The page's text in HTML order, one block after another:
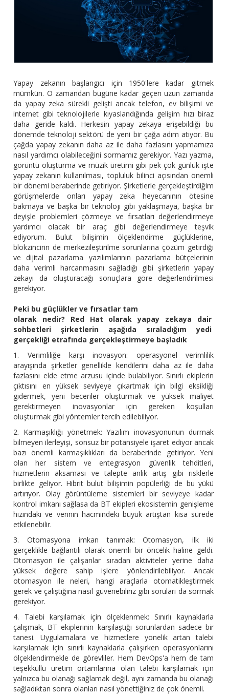
Yapay zekanın başlangıcı için 1950'lere kadar gitmek
mümkün. O zamandan bugüne kadar geçen uzun zamanda
da yapay zeka sürekli gelişti ancak telefon, ev bilişimi ve
internet gibi teknolojilerle kıyaslandığında gelişim hızı biraz
daha geride kaldı. Herkesin yapay zekaya erişebildiği bu
dönemde teknoloji sektörü de yeni bir çağa adım atıyor. Bu
çağda yapay zekanın daha az ile daha fazlasını yapmamıza
nasıl yardımcı olabileceğini sormamız gerekiyor. Yazı yazma,
görüntü oluşturma ve müzik üretimi gibi pek çok günlük işte
yapay zekanın kullanılması, topluluk bilinci açısından önemli
bir dönemi beraberinde getiriyor. Şirketlerle gerçekleştirdiğim
görüşmelerde onları yapay zeka heyecanının ötesine
bakmaya ve başka bir teknoloji gibi yaklaşmaya, başka bir
deyişle problemleri çözmeye ve fırsatları değerlendirmeye
yardımcı olacak bir araç gibi değerlendirmeye teşvik
ediyorum. Bulut bilişimin ölçeklendirme güçlüklerine,
blokzincirin de merkezileştirilme sorunlarına çözüm getirdiği
ve dijital pazarlama yazılımlarının pazarlama bütçelerinin
daha verimli harcanmasını sağladığı gibi şirketlerin yapay
zekayı da oluşturacağı sonuçlara göre değerlendirilmesi
gerekiyor.
Peki bu güçlükler ve fırsatlar tam
olarak nedir? Red Hat olarak yapay zekaya dair
sohbetleri şirketlerin aşağıda sıraladığım yedi
gerçekliği etrafında gerçekleştirmeye başladık
1. Verimliliğe karşı inovasyon: operasyonel verimlilik
arayışında şirketler genellikle kendilerini daha az ile daha
fazlasını elde etme arzusu içinde bulabiliyor. Sınırlı ekiplerin
çıktısını en yüksek seviyeye çıkartmak için bilgi eksikliği
gidermek, yeni beceriler oluşturmak ve yüksek maliyet
gerektirmeyen inovasyonlar için gereken koşulları
oluşturmak gibi yöntemler tercih edilebiliyor.
2. Karmaşıklığı yönetmek: Yazılım inovasyonunun durmak
bilmeyen ilerleyişi, sonsuz bir potansiyele işaret ediyor ancak
bazı önemli karmaşıklıkları da beraberinde getiriyor. Yeni
olan her sistem ve entegrasyon güvenlik tehditleri,
hizmetlerin aksaması ve talepte anlık artış gibi risklerle
birlikte geliyor. Hibrit bulut bilişimin popülerliği de bu yükü
artırıyor. Olay görüntüleme sistemleri bir seviyeye kadar
kontrol imkanı sağlasa da BT ekipleri ekosistemin genişleme
hızındaki ve verinin hacmindeki büyük artıştan kısa sürede
etkilenebilir.
3. Otomasyona imkan tanımak: Otomasyon, ilk iki
gerçeklikle bağlantılı olarak önemli bir öncelik haline geldi.
Otomasyon ile çalışanlar sıradan aktiviteler yerine daha
yüksek değere sahip işlere yönlendirilebiliyor. Ancak
otomasyon ile neleri, hangi araçlarla otomatikleştirmek
gerek ve çalıştığına nasıl güvenebiliriz gibi soruları da sormak
gerekiyor.
4. Talebi karşılamak için ölçeklenmek: Sınırlı kaynaklarla
çalışmak, BT ekiplerinin karşılaştığı sorunlardan sadece bir
tanesi. Uygulamalara ve hizmetlere yönelik artan talebi
karşılamak için sınırlı kaynaklarla çalışırken operasyonlarını
ölçeklendirmekle de görevliler. Hem DevOps'a hem de tam
teşekküllü üretim ortamlarına olan talebi karşılamak için
yalnızca bu olanağı sağlamak değil, aynı zamanda bu olanağı
sağladıktan sonra olanları nasıl yönettiğiniz de çok önemli.